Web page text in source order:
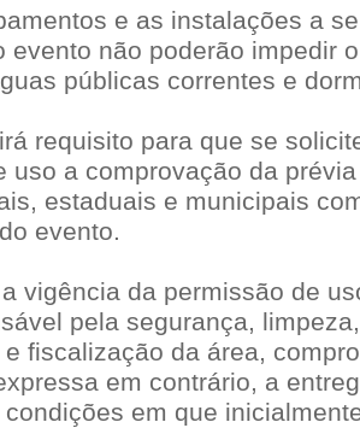
e as instalações a
evento não poderão impedir
públicas correntes e
requisito para que se
uso a comprovação da
estaduais e municipais
evento.
vigência da permissão de
pela segurança,
fiscalização da área,
em contrário, a
em que